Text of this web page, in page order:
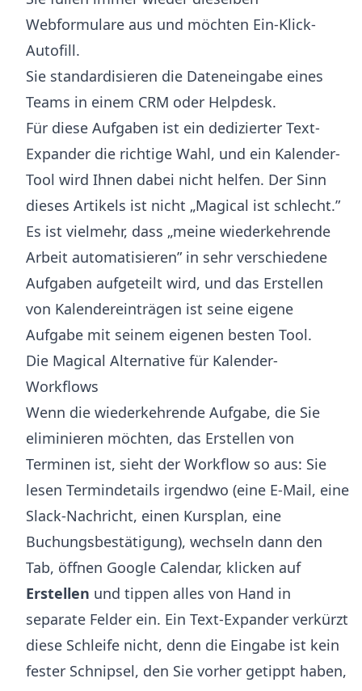
Webformulare aus und möchten Ein-Klick-
Autofill.
Sie standardisieren die Dateneingabe eines
Teams in einem CRM oder Helpdesk.
Für diese Aufgaben ist ein dedizierter Text-
Expander die richtige Wahl, und ein Kalender-
Tool wird Ihnen dabei nicht helfen. Der Sinn
dieses Artikels ist nicht „Magical ist schlecht.”
Es ist vielmehr, dass „meine wiederkehrende
Arbeit automatisieren” in sehr verschiedene
Aufgaben aufgeteilt wird, und das Erstellen
von Kalendereinträgen ist seine eigene
Aufgabe mit seinem eigenen besten Tool.
Die Magical Alternative für Kalender-
Workflows
Wenn die wiederkehrende Aufgabe, die Sie
eliminieren möchten, das Erstellen von
Terminen ist, sieht der Workflow so aus: Sie
lesen Termindetails irgendwo (eine E-Mail, eine
Slack-Nachricht, einen Kursplan, eine
Buchungsbestätigung), wechseln dann den
Tab, öffnen Google Calendar, klicken auf
Erstellen und tippen alles von Hand in
separate Felder ein. Ein Text-Expander verkürzt
diese Schleife nicht, denn die Eingabe ist kein
fester Schnipsel, den Sie vorher getippt haben,